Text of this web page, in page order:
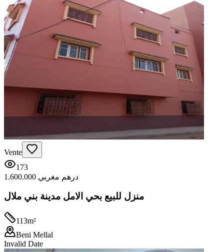
Vente
173
1.600.000 درهم مغربي
منزل للبيع بحي الامل مدينة بني ملال
113m²
Beni Mellal
Invalid Date